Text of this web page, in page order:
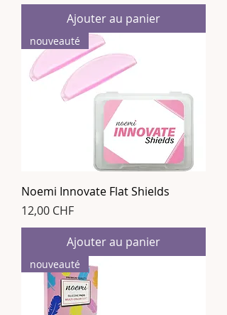
Ajouter au panier
nouveauté
Noemi Innovate Flat Shields
Prix
12,00 CHF
Ajouter au panier
nouveauté